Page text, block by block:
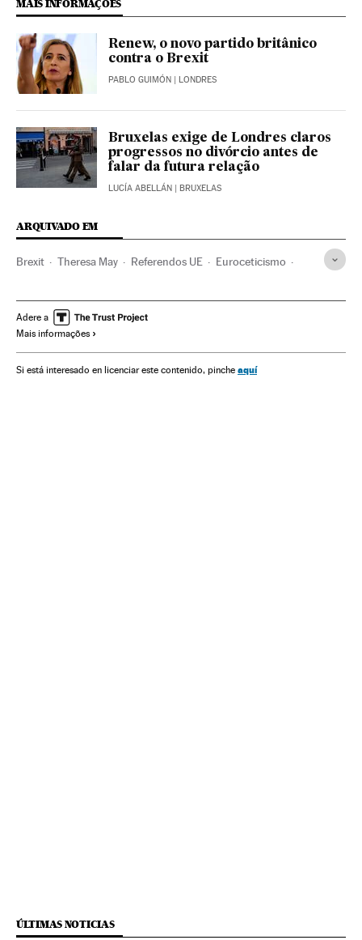
MAIS INFORMAÇÕES
Renew, o novo partido britânico
contra o Brexit
PABLO GUIMÓN | LONDRES
Bruxelas exige de Londres claros
progressos no divórcio antes de
falar da futura relação
LUCÍA ABELLÁN | BRUXELAS
ARQUIVADO EM
Brexit Theresa May Referendos UE Euroceticismo
Consejo Europeo Referendo
Relações exteriores Política Reino Unido
Adere a
Mais informações
Si está interesado en licenciar este contenido, pinche aquí
ÚLTIMAS NOTICIAS